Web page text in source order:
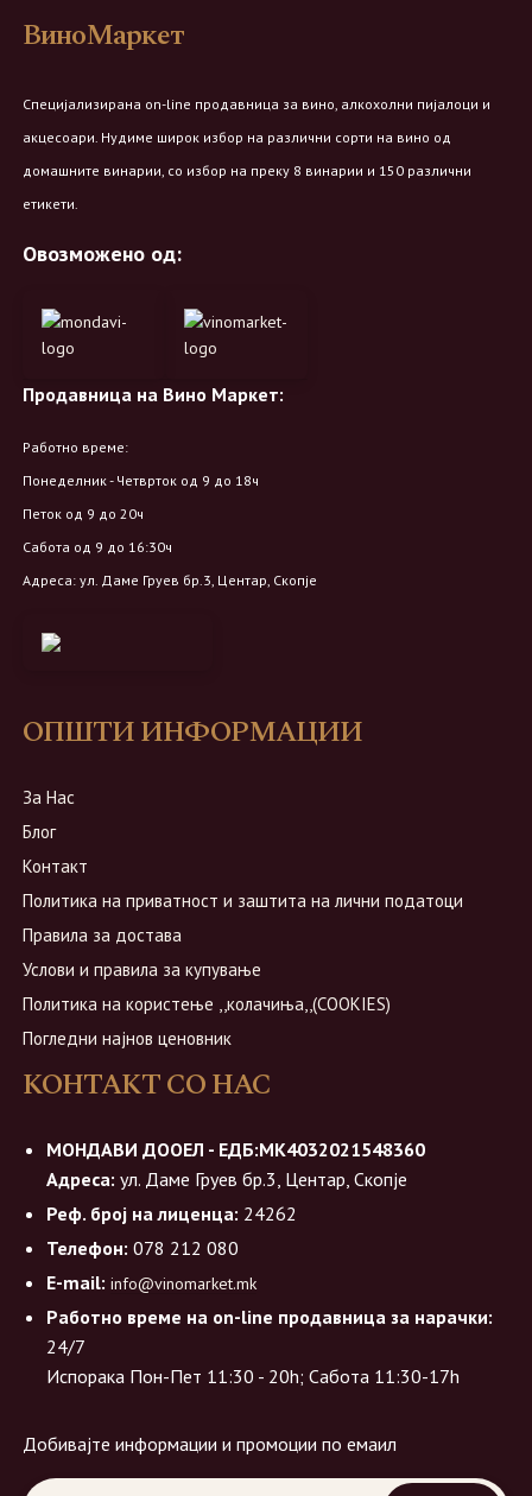
ВиноМаркет
Специјализирана on-line продавница за вино, алкохолни пијалоци и
акцесоари. Нудиме широк избор на различни сорти на вино од
домашните винарии, со избор на преку 8 винарии и 150 различни
етикети.
Овозможено од:
Продавница на Вино Маркет:
Работно време:
Понеделник - Четврток од 9 до 18ч
Петок од 9 до 20ч
Сабота од 9 до 16:30ч
Адреса: ул. Даме Груев бр.3, Центар, Скопје
ОПШТИ ИНФОРМАЦИИ
За Нас
Блог
Контакт
Политика на приватност и заштита на лични податоци
Правила за достава
Услови и правила за купување
Политика на користење ,,колачиња,,(COOKIES)
Погледни најнов ценовник
КОНТАКТ СО НАС
МОНДАВИ ДООЕЛ - ЕДБ:МК4032021548360
Адреса: ул. Даме Груев бр.3, Центар, Скопје
Реф. број на лиценца: 24262
Телефон: 078 212 080
E-mail: info@vinomarket.mk
Работно време на on-line продавница за нарачки:
24/7
Испорака Пон-Пет 11:30 - 20h; Сабота 11:30-17h
Добивајте информации и промоции по емаил